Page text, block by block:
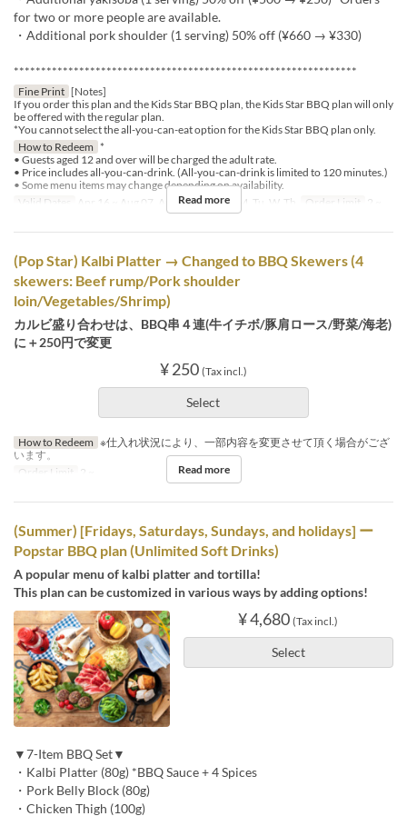
for two or more people are available.
・Additional pork shoulder (1 serving) 50% off (¥660 → ¥330)
***************************************************************
Fine Print [Notes]
If you order this plan and the Kids Star BBQ plan, the Kids Star BBQ plan will only
be offered with the regular plan.
*You cannot select the all-you-can-eat option for the Kids Star BBQ plan only.
How to Redeem *
• Guests aged 12 and over will be charged the adult rate.
• Price includes all-you-can-drink. (All-you-can-drink is limited to 120 minutes.)
• Some menu items may change depending on availability.
Valid Dates
Apr 16 ~ Aug 07, Aug 17 ~ Days M, Tu, W, Th Order Limit 2 ~
Read more
(Pop Star) Kalbi Platter → Changed to BBQ Skewers (4
skewers: Beef rump/Pork shoulder
loin/Vegetables/Shrimp)
カルビ盛り合わせは、BBQ串４連(牛イチボ/豚肩ロース/野菜/海老)
に＋250円で変更
¥ 250 (Tax incl.)
Select
How to Redeem ※仕入れ状況により、一部内容を変更させて頂く場合がござ
います。
Order Limit
2 ~ Read more
(Summer) [Fridays, Saturdays, Sundays, and holidays] ー
Popstar BBQ plan (Unlimited Soft Drinks)
A popular menu of kalbi platter and tortilla!
This plan can be customized in various ways by adding options!
¥ 4,680 (Tax incl.)
Select
▼7-Item BBQ Set▼
・Kalbi Platter (80g) *BBQ Sauce + 4 Spices
・Pork Belly Block (80g)
・Chicken Thigh (100g)